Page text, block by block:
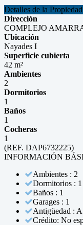
Detalles de la Propiedad
Dirección
COMPLEJO
Ubicación
Nayades I
Superficie cubierta
42 m²
Ambientes
2
Dormitorios
1
Baños
1
Cocheras
1
(REF. DAP6732225)
INFORMACIÓN
Ambientes : 2
Dormitorios : 1
Baños : 1
Garages : 1
Antigüedad :
Crédito: No